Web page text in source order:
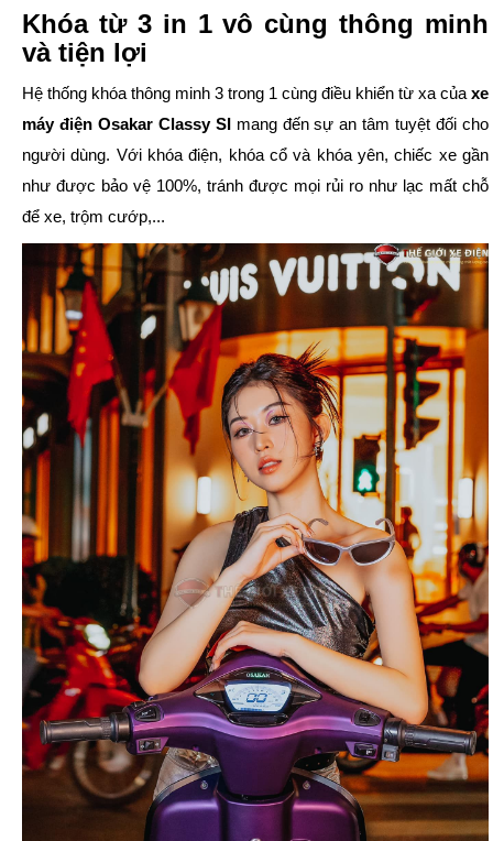
Khóa từ 3 in 1 vô cùng thông minh
và tiện lợi
Hệ thống khóa thông minh 3 trong 1 cùng điều khiển từ xa của xe
máy điện Osakar Classy SImang đến sự an tâm tuyệt đối cho
người dùng. Với khóa điện, khóa cổ và khóa yên, chiếc xe gần
như được bảo vệ 100%, tránh được mọi rủi ro như lạc mất chỗ
để xe, trộm cướp,...